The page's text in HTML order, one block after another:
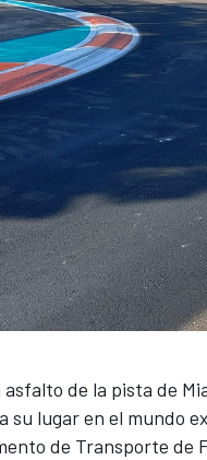
de la pista de
su lugar en el mundo
de Transporte de